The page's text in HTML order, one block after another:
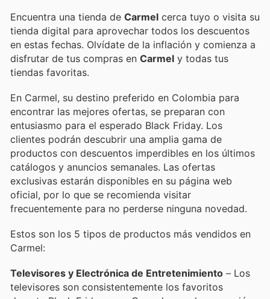
Encuentra una tienda de Carmel cerca tuyo o visita su
tienda digital para aprovechar todos los descuentos
en estas fechas. Olvídate de la inflación y comienza a
disfrutar de tus compras en Carmel y todas tus
tiendas favoritas.
En Carmel, su destino preferido en Colombia para
encontrar las mejores ofertas, se preparan con
entusiasmo para el esperado Black Friday. Los
clientes podrán descubrir una amplia gama de
productos con descuentos imperdibles en los últimos
catálogos y anuncios semanales. Las ofertas
exclusivas estarán disponibles en su página web
oficial, por lo que se recomienda visitar
frecuentemente para no perderse ninguna novedad.
Estos son los 5 tipos de productos más vendidos en
Carmel:
Televisores y Electrónica de Entretenimiento – Los
televisores son consistentemente los favoritos